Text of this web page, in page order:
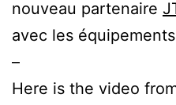
nouveau partenaire
avec les
–
Here is the video